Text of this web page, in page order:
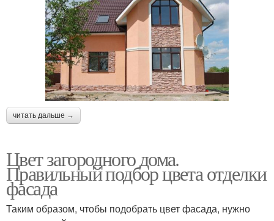
читать дальше →
Цвет загородного дома.
Правильный подбор цвета отделки
фасада
Таким образом, чтобы подобрать цвет фасада, нужно